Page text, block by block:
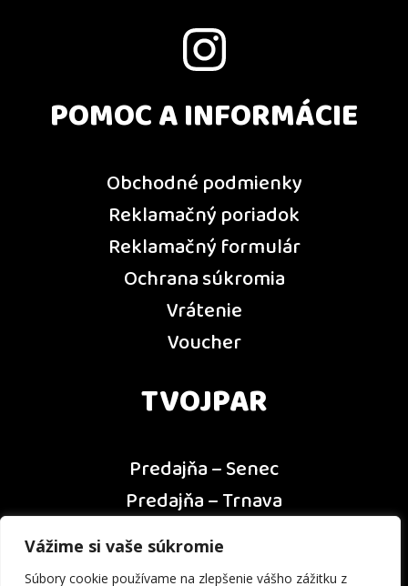
Vážime si vaše súkromie
Súbory cookie používame na zlepšenie vášho zážitku z
POMOC A INFORMÁCIE
Obchodné podmienky
Reklamačný poriadok
Reklamačný formulár
Ochrana súkromia
Vrátenie
Voucher
TVOJPAR
Predajňa – Senec
Predajňa – Trnava
Predajňa – Dunajská Streda
Predajňa – Nitra